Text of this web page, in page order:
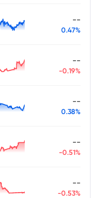
--
0.47%
--
-0.19%
--
0.38%
--
-0.51%
--
-0.53%